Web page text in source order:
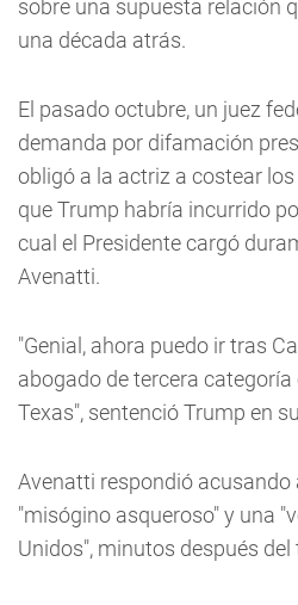
sobre una supuesta relación
una década atrás.
El pasado octubre, un juez
demanda por difamación
obligó a la actriz a costear
que Trump habría incurrido
cual el Presidente cargó
Avenatti.
"Genial, ahora puedo ir tras
abogado de tercera categoría
Texas", sentenció Trump en
Avenatti respondió acusando
"misógino asqueroso" y una
Unidos", minutos después